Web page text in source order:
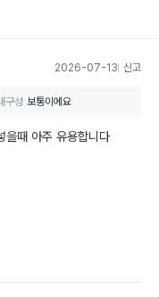
2026-07-13 신고
구성 보통이에요
을때 아주 유용합니다